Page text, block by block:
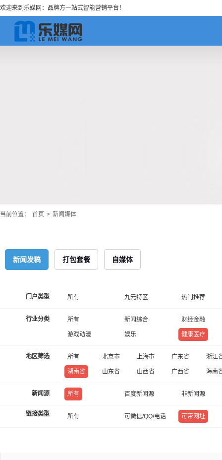
欢迎来到乐媒网：品牌方一站式智能营销平台！
当前位置： 首页 > 新闻媒体
新闻发稿 打包套餐 自媒体
门户类型 所有 九元特区 热门推荐
行业分类 所有 新闻综合 财经金融
游戏动漫 娱乐 健康医疗
地区筛选 所有 北京市 上海市 广东省 浙江
湖南省 山东省 山西省 广西省 海南
新闻源 所有 百度新闻源 非新闻源
链接类型 所有 可微信/QQ/电话 可带网址